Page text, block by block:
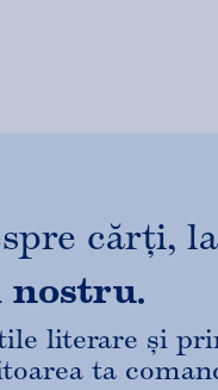
cărți,
nostru.
literare și
ta